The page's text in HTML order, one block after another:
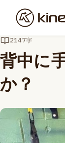
2147字
背中に
か？